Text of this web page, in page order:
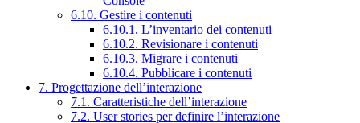
6.10. Gestire i contenuti
6.10.1. L’inventario dei contenuti
6.10.2. Revisionare i contenuti
6.10.3. Migrare i contenuti
6.10.4. Pubblicare i contenuti
7. Progettazione dell’interazione
7.1. Caratteristiche dell’interazione
7.2. User stories per definire l’interazione